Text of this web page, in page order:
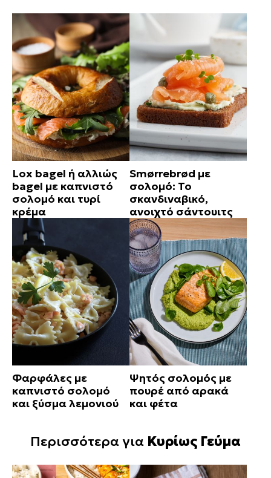
Lox bagel ή αλλιώς
bagel με καπνιστό
σολομό και τυρί
κρέμα
Smørrebrød με
σολομό: Το
σκανδιναβικό,
ανοιχτό σάντουιτς
Φαρφάλες με
καπνιστό σολομό
και ξύσμα λεμονιού
Ψητός σολομός με
πουρέ από αρακά
και φέτα
Περισσότερα για Κυρίως Γεύμα